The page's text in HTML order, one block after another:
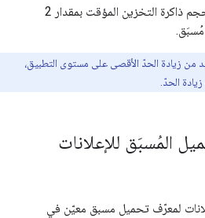
ننصحك بالحفاظ على حجم ذاكرة التخزين المؤقت بمقدار 2
الحدّ الأقصى على مستوى التطبيق،
المُسبَق للإعلانات
لمعرّف تحميل مسبق معيّن في